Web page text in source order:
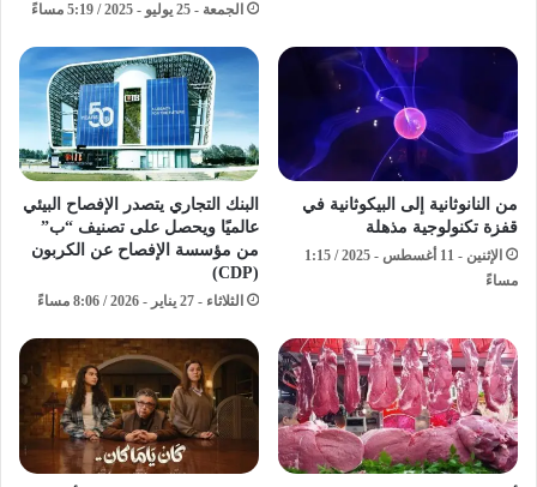
الجمعة - 25 يوليو - 2025 / 5:19 مساءً
من النانوثانية إلى البيكوثانية في
قفزة تكنولوجية مذهلة
الإثنين - 11 أغسطس - 2025 / 1:15
مساءً
البنك التجاري يتصدر الإفصاح البيئي
عالميًا ويحصل على تصنيف “ب”
من مؤسسة الإفصاح عن الكربون
(CDP)
الثلاثاء - 27 يناير - 2026 / 8:06 مساءً